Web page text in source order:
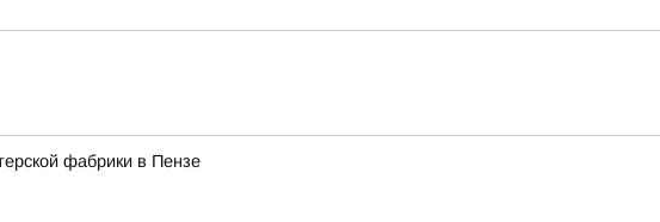
фабрики в Пензе